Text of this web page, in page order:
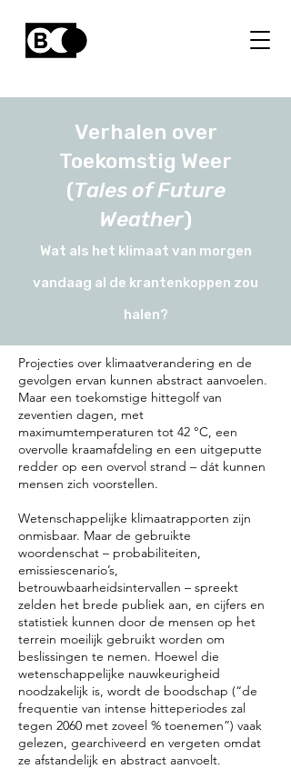
Verhalen over
Toekomstig Weer
(Tales of Future
Weather)
​Wat als het klimaat van morgen
vandaag al de krantenkoppen zou
halen?
Projecties over klimaatverandering en de
gevolgen ervan kunnen abstract aanvoelen.
Maar een toekomstige hittegolf van
zeventien dagen, met
maximumtemperaturen tot 42 °C, een
overvolle kraamafdeling en een uitgeputte
redder op een overvol strand – dát kunnen
mensen zich voorstellen.
Wetenschappelijke klimaatrapporten zijn
onmisbaar. Maar de gebruikte
woordenschat – probabiliteiten,
emissiescenario’s,
betrouwbaarheidsintervallen – spreekt
zelden het brede publiek aan, en cijfers en
statistiek kunnen door de mensen op het
terrein moeilijk gebruikt worden om
beslissingen te nemen. Hoewel die
wetenschappelijke nauwkeurigheid
noodzakelijk is, wordt de boodschap (“de
frequentie van intense hitteperiodes zal
tegen 2060 met zoveel % toenemen”) vaak
gelezen, gearchiveerd en vergeten omdat
ze afstandelijk en abstract aanvoelt.